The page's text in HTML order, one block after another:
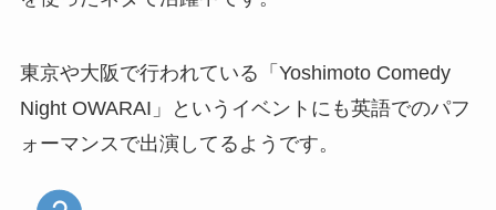
東京や大阪で行われている「Yoshimoto Comedy
Night OWARAI」というイベントにも英語でのパフ
ォーマンスで出演してるようです。